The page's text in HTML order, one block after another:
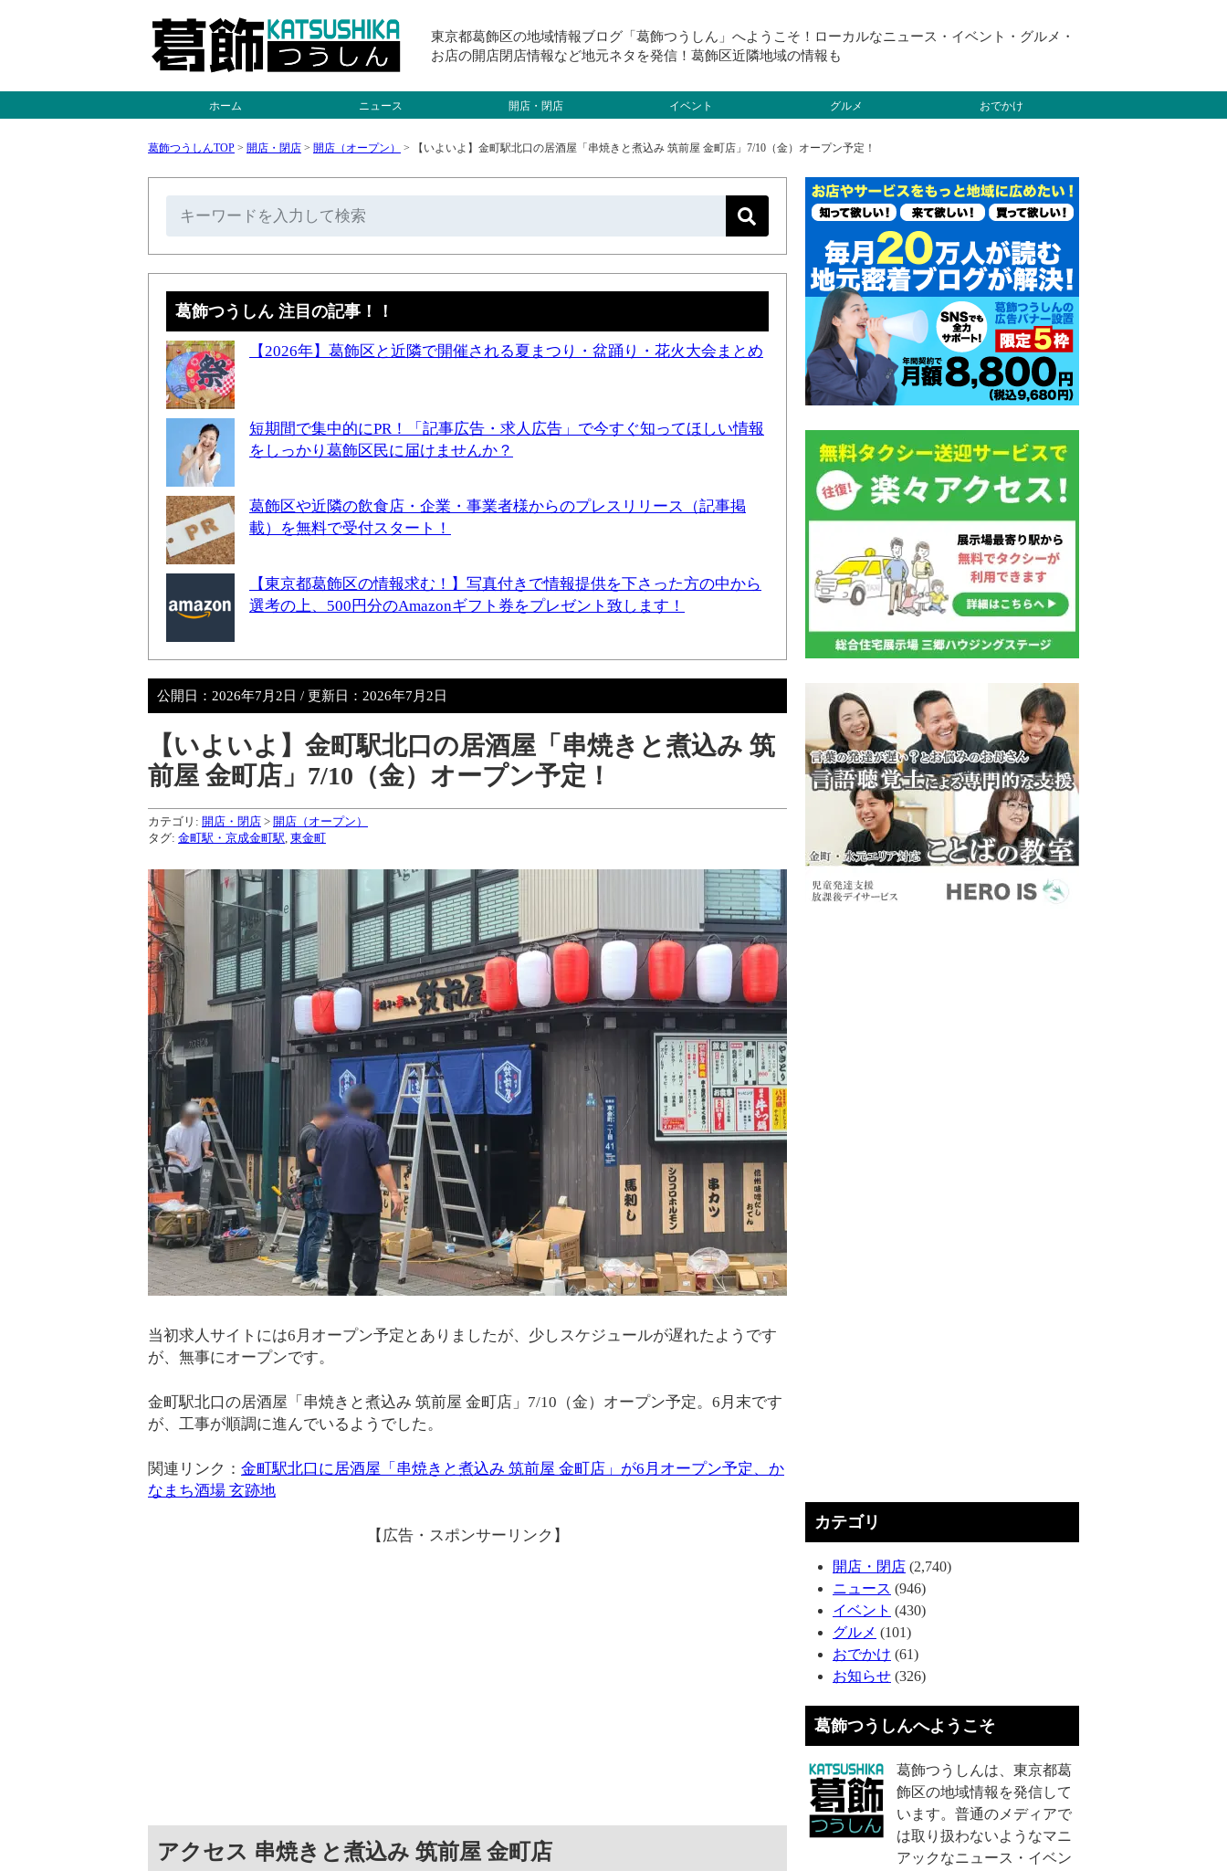
東京都葛飾区の地域情報ブログ「葛飾つうしん」へようこそ！ローカルなニュース・イベント・グルメ・
お店の開店閉店情報など地元ネタを発信！葛飾区近隣地域の情報も
ホーム ニュース 開店・閉店 イベント グルメ おでかけ
葛飾つうしんTOP > 開店・閉店 > 開店（オープン） > 【いよいよ】金町駅北口の居酒屋「串焼きと煮込み 筑前屋 金町店」7/10（金）オープン予定！
葛飾つうしん 注目の記事！！
【2026年】葛飾区と近隣で開催される夏まつり・盆踊り・花火大会まとめ
短期間で集中的にPR！「記事広告・求人広告」で今すぐ知ってほしい情報
をしっかり葛飾区民に届けませんか？
葛飾区や近隣の飲食店・企業・事業者様からのプレスリリース（記事掲
載）を無料で受付スタート！
【東京都葛飾区の情報求む！】写真付きで情報提供を下さった方の中から
選考の上、500円分のAmazonギフト券をプレゼント致します！
公開日： 2026年7月2日 / 更新日： 2026年7月2日
【いよいよ】金町駅北口の居酒屋「串焼きと煮込み 筑
前屋 金町店」7/10（金）オープン予定！
カテゴリ: 開店・閉店 > 開店（オープン）
タグ: 金町駅・京成金町駅 東金町
当初求人サイトには6月オープン予定とありましたが、少しスケジュールが遅れたようです
が、無事にオープンです。
金町駅北口の居酒屋「串焼きと煮込み 筑前屋 金町店」7/10（金）オープン予定。6月末です
が、工事が順調に進んでいるようでした。
関連リンク： 金町駅北口に居酒屋「串焼きと煮込み 筑前屋 金町店」が6月オープン予定、か
なまち酒場 玄跡地
【広告・スポンサーリンク】
アクセス 串焼きと煮込み 筑前屋 金町店
カテゴリ
開店・閉店 (2,740)
ニュース (946)
イベント (430)
グルメ (101)
おでかけ (61)
お知らせ (326)
葛飾つうしんへようこそ
葛飾つうしんは、東京都葛
飾区の地域情報を発信して
います。普通のメディアで
は取り扱わないようなマニ
アックなニュース・イベン